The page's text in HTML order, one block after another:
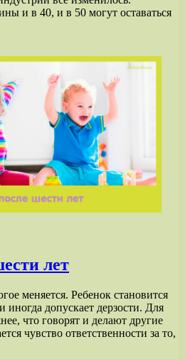
и в 40, и в 50 могут оставаться
лет
меняется. Ребенок становится
иногда допускает дерзости. Для
что говорят и делают другие
чувство ответственности за то,